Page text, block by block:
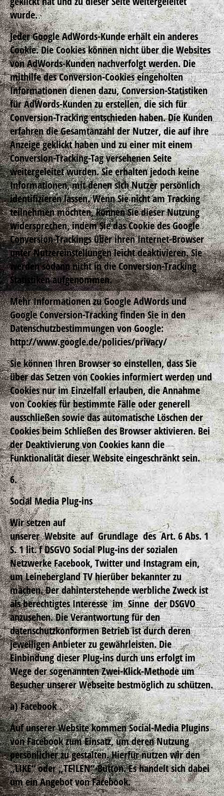
wurde.
Jeder Google AdWords-Kunde erhält ein anderes
Cookie. Die Cookies können nicht über die Websites
von AdWords-Kunden nachverfolgt werden. Die
mithilfe des Conversion-Cookies eingeholten
Informationen dienen dazu, Conversion-Statistiken
für AdWords-Kunden zu erstellen, die sich für
Conversion-Tracking entschieden haben. Die Kunden
erfahren die Gesamtanzahl der Nutzer, die auf ihre
Anzeige geklickt haben und zu einer mit einem
Conversion-Tracking-Tag versehenen Seite
weitergeleitet wurden. Sie erhalten jedoch keine
Informationen, mit denen sich Nutzer persönlich
identifizieren lassen. Wenn Sie nicht am Tracking
teilnehmen möchten, können Sie dieser Nutzung
widersprechen, indem Sie das Cookie des Google
Conversion-Trackings über ihren Internet-Browser
unter Nutzereinstellungen leicht deaktivieren. Sie
werden sodann nicht in die Conversion-Tracking
Statistiken aufgenommen.
Mehr Informationen zu Google AdWords und
Google Conversion-Tracking finden Sie in den
Datenschutzbestimmungen von Google:
http://www.google.de/policies/privacy/
Sie können Ihren Browser so einstellen, dass Sie
über das Setzen von Cookies informiert werden und
Cookies nur im Einzelfall erlauben, die Annahme
von Cookies für bestimmte Fälle oder generell
ausschließen sowie das automatische Löschen der
Cookies beim Schließen des Browser aktivieren. Bei
der Deaktivierung von Cookies kann die
Funktionalität dieser Website eingeschränkt sein.
6.
Social Media Plug-ins
Wir setzen auf
unserer Website auf Grundlage des Art. 6 Abs. 1
S. 1 lit. f DSGVO Social Plug-ins der sozialen
Netzwerke Facebook, Twitter und Instagram ein,
um Leinebergland TV hierüber bekannter zu
machen. Der dahinterstehende werbliche Zweck ist
als berechtigtes Interesse im Sinne der DSGVO
anzusehen. Die Verantwortung für den
datenschutzkonformen Betrieb ist durch deren
jeweiligen Anbieter zu gewährleisten. Die
Einbindung dieser Plug-ins durch uns erfolgt im
Wege der sogenannten Zwei-Klick-Methode um
Besucher unserer Webseite bestmöglich zu schützen.
a) Facebook
Auf unserer Website kommen Social-Media Plugins
von Facebook zum Einsatz, um deren Nutzung
persönlicher zu gestalten. Hierfür nutzen wir den
„LIKE“ oder „TEILEN“-Button. Es handelt sich dabei
um ein Angebot von Facebook.